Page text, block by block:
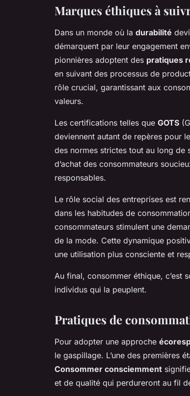
Marques éthiques à
Dans un monde où la durabilité
démarquent par leur engagement
pionnières adoptent des pratiques
en suivant des processus de
rôle crucial, garantissant aux
valeurs.
Les certifications telles que GOTS
deviennent autant de repères pour
des normes strictes tout au long de
d’achat des consommateurs
responsables.
Le rôle social des entreprises est
dans les habitudes de
consommateurs stimulent une
de la mode. Cette dynamique
une utilisation plus consciente et
Au final, consommer éthique, c’est
individus qui la peuplent.
Pratiques de
Pour adopter une approche
le gaspillage. L’une des premières
Consommer consciemment
et de qualité qui perdureront au fil